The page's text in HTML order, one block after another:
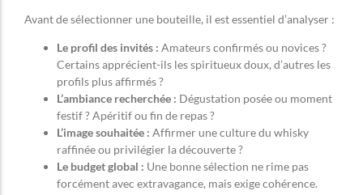
Avant de sélectionner une bouteille, il est essentiel d’analyser :
Le profil des invités : Amateurs confirmés ou novices ?
Certains apprécient-ils les spiritueux doux, d’autres les
profils plus affirmés ?
L’ambiance recherchée : Dégustation posée ou moment
festif ? Apéritif ou fin de repas ?
L’image souhaitée : Affirmer une culture du whisky
raffinée ou privilégier la découverte ?
Le budget global : Une bonne sélection ne rime pas
forcément avec extravagance, mais exige cohérence.